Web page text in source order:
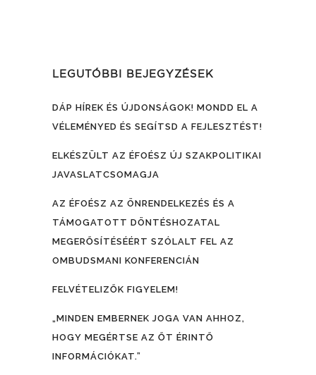
LEGUTÓBBI BEJEGYZÉSEK
DÁP HÍREK ÉS ÚJDONSÁGOK! MONDD EL A
VÉLEMÉNYED ÉS SEGÍTSD A FEJLESZTÉST!
ELKÉSZÜLT AZ ÉFOÉSZ ÚJ SZAKPOLITIKAI
JAVASLATCSOMAGJA
AZ ÉFOÉSZ AZ ÖNRENDELKEZÉS ÉS A
TÁMOGATOTT DÖNTÉSHOZATAL
MEGERŐSÍTÉSÉÉRT SZÓLALT FEL AZ
OMBUDSMANI KONFERENCIÁN
FELVÉTELIZŐK FIGYELEM!
„MINDEN EMBERNEK JOGA VAN AHHOZ,
HOGY MEGÉRTSE AZ ŐT ÉRINTŐ
INFORMÁCIÓKAT.”